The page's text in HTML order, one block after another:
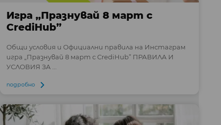
Игра „Празнувай 8 март с
CrediHub”
Общи условия и Официални правила на Инстаграм
игра „Празнувай 8 март с CrediHub” ПРАВИЛА И
УСЛОВИЯ ЗА ...
подробно